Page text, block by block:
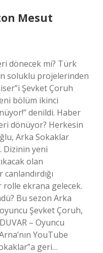
Mesut
dönecek mi? Türk
soluklu projelerinden
Şevket Çoruh
bölüm ikinci
denildi. Haber
dönüyor? Herkesin
Arka Sokaklar
Dizinin yeni
olan
ekrana gelecek.
Bu sezon Arka
Şevket Çoruh,
– Oyuncu
YouTube
geri…